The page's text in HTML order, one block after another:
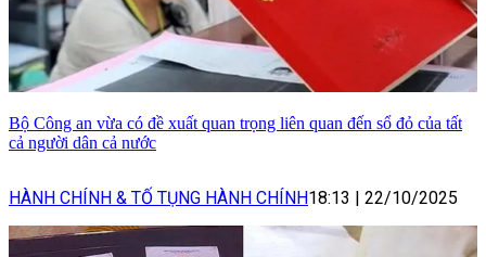
Bộ Công an vừa có đề xuất quan trọng liên quan đến sổ đỏ của tất
cả người dân cả nước
HÀNH CHÍNH & TỐ TỤNG HÀNH CHÍNH18:13 | 22/10/2025